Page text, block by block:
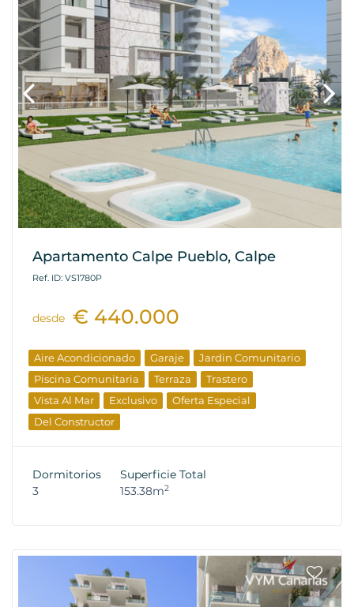
Apartamento Calpe Pueblo, Calpe
Ref. ID: VS1780P
desde € 440.000
Aire Acondicionado Garaje
Jardin Comunitario
Piscina Comunitaria
Terraza
Trastero
Vista Al Mar
Exclusivo
Oferta Especial
Del Constructor
Dormitorios
3
Superficie Total
153.38m2